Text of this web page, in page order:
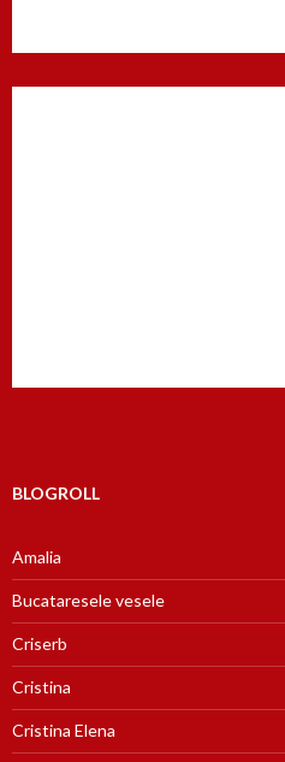
BLOGROLL
Amalia
Bucataresele vesele
Criserb
Cristina
Cristina Elena